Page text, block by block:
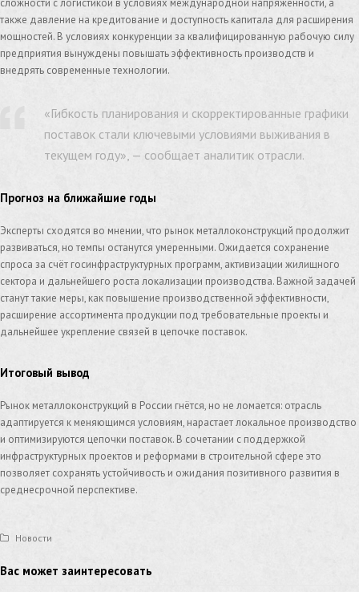
сложности с логистикой в условиях международной напряженности, а
также давление на кредитование и доступность капитала для расширения
мощностей. В условиях конкуренции за квалифицированную рабочую силу
предприятия вынуждены повышать эффективность производств и
внедрять современные технологии.
«Гибкость планирования и скорректированные графики
поставок стали ключевыми условиями выживания в
текущем году», — сообщает аналитик отрасли.
Прогноз на ближайшие годы
Эксперты сходятся во мнении, что рынок металлоконструкций продолжит
развиваться, но темпы останутся умеренными. Ожидается сохранение
спроса за счёт госинфраструктурных программ, активизации жилищного
сектора и дальнейшего роста локализации производства. Важной задачей
станут такие меры, как повышение производственной эффективности,
расширение ассортимента продукции под требовательные проекты и
дальнейшее укрепление связей в цепочке поставок.
Итоговый вывод
Рынок металлоконструкций в России гнётся, но не ломается: отрасль
адаптируется к меняющимся условиям, нарастает локальное производство
и оптимизируются цепочки поставок. В сочетании с поддержкой
инфраструктурных проектов и реформами в строительной сфере это
позволяет сохранять устойчивость и ожидания позитивного развития в
среднесрочной перспективе.
Новости
Вас может заинтересовать